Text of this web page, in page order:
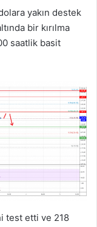
yakın destek
bir kırılma
saatlik basit
test etti ve 218